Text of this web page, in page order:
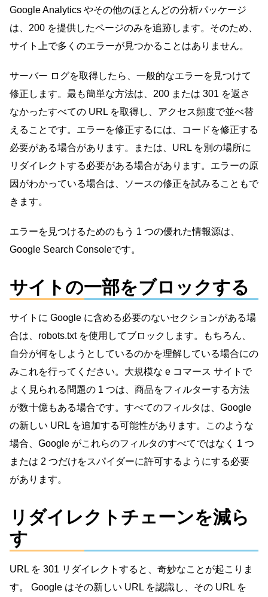
Google Analytics やその他のほとんどの分析パッケージ
は、200 を提供したページのみを追跡します。そのため、
サイト上で多くのエラーが見つかることはありません。
サーバー ログを取得したら、一般的なエラーを見つけて
修正します。最も簡単な方法は、200 または 301 を返さ
なかったすべての URL を取得し、アクセス頻度で並べ替
えることです。エラーを修正するには、コードを修正する
必要がある場合があります。または、URL を別の場所に
リダイレクトする必要がある場合があります。エラーの原
因がわかっている場合は、ソースの修正を試みることもで
きます。
エラーを見つけるためのもう 1 つの優れた情報源は、
Google Search Consoleです。
サイトの一部をブロックする
サイトに Google に含める必要のないセクションがある場
合は、robots.txt を使用してブロックします。もちろん、
自分が何をしようとしているのかを理解している場合にの
みこれを行ってください。大規模な e コマース サイトで
よく見られる問題の 1 つは、商品をフィルターする方法
が数十億もある場合です。すべてのフィルタは、Google
の新しい URL を追加する可能性があります。このような
場合、Google がこれらのフィルタのすべてではなく 1 つ
または 2 つだけをスパイダーに許可するようにする必要
があります。
リダイレクトチェーンを減ら
す
URL を 301 リダイレクトすると、奇妙なことが起こりま
す。 Google はその新しい URL を認識し、その URL を